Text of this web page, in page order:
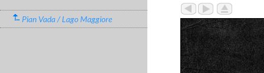
Pian Vada / Lago Maggiore